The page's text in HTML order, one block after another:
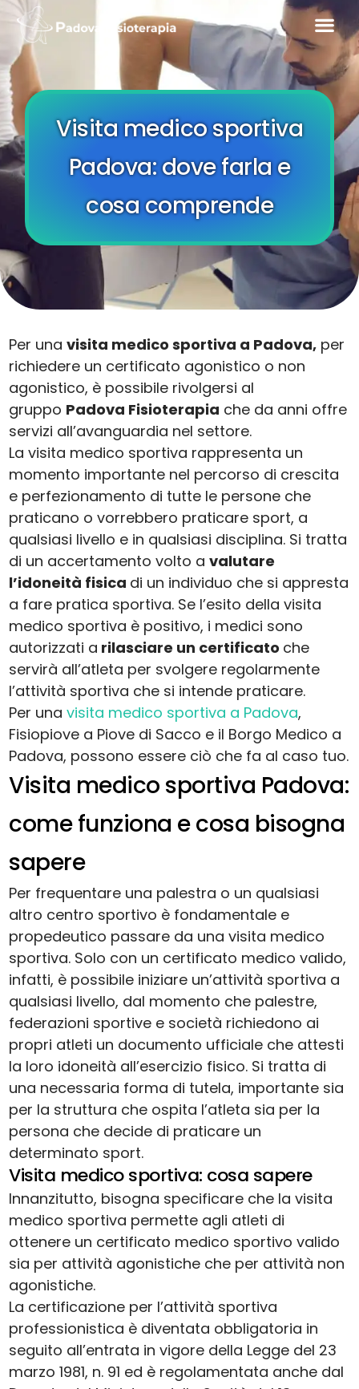
Visita medico sportiva
Padova: dove farla e
cosa comprende
Per unavisita medico sportiva a Padova, per
richiedere un certificato agonistico o non
agonistico, è possibile rivolgersi al
gruppo Padova Fisioterapia che da anni offre
servizi all’avanguardia nel settore.
La visita medico sportiva rappresenta un
momento importante nel percorso di crescita
e perfezionamento di tutte le persone che
praticano o vorrebbero praticare sport, a
qualsiasi livello e in qualsiasi disciplina. Si tratta
di un accertamento volto avalutare
l’idoneità fisica di un individuo che si appresta
a fare pratica sportiva. Se l’esito della visita
medico sportiva è positivo, i medici sono
autorizzati a rilasciare un certificato che
servirà all’atleta per svolgere regolarmente
l’attività sportiva che si intende praticare.
Per unavisita medico sportiva a Padova,
Fisiopiove a Piove di Sacco e il Borgo Medico a
Padova, possono essere ciò che fa al caso tuo.
Visita medico sportiva Padova:
come funziona e cosa bisogna
sapere
Per frequentare una palestra o un qualsiasi
altro centro sportivo è fondamentale e
propedeutico passare da una visita medico
sportiva. Solo con un certificato medico valido,
infatti, è possibile iniziare un’attività sportiva a
qualsiasi livello, dal momento che palestre,
federazioni sportive e società richiedono ai
propri atleti un documento ufficiale che attesti
la loro idoneità all’esercizio fisico. Si tratta di
una necessaria forma di tutela, importante sia
per la struttura che ospita l’atleta sia per la
persona che decide di praticare un
determinato sport.
Visita medico sportiva: cosa sapere
Innanzitutto, bisogna specificare che la visita
medico sportiva permette agli atleti di
ottenere un certificato medico sportivo valido
sia per attività agonistiche che per attività non
agonistiche.
La certificazione per l’attività sportiva
professionistica è diventata obbligatoria in
seguito all’entrata in vigore della Legge del 23
marzo 1981, n. 91 ed è regolamentata anche dal